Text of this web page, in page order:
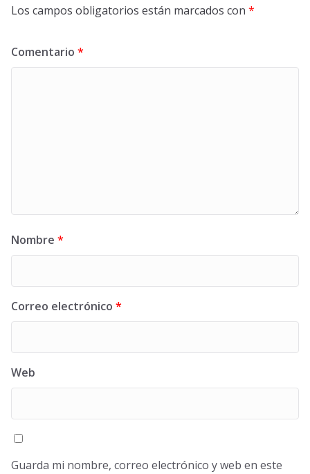
Los campos obligatorios están marcados con *
Comentario *
Nombre *
Correo electrónico *
Web
Guarda mi nombre, correo electrónico y web en este